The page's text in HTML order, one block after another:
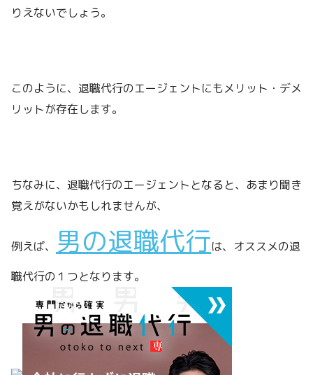
りえないでしょう。
このように、退職代行のエージェントにもメリット・デメ
リットが存在します。
ちなみに、退職代行のエージェントとなると、あまり聞き
覚えがないかもしれませんが、
例えば、 男の退職代行は、オススメの退
職代行の１つとなります。